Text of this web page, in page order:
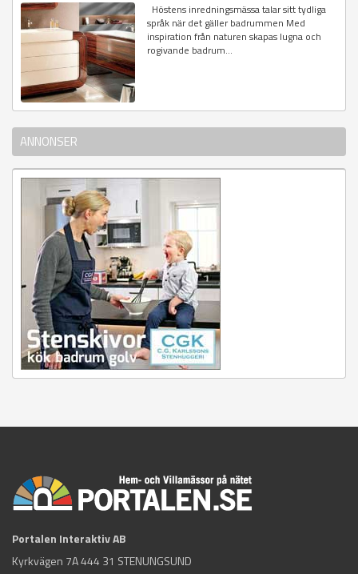
Höstens inredningsmässa talar sitt tydliga
språk när det gäller badrummen Med
inspiration från naturen skapas lugna och
rogivande badrum...
ANNONSER
Portalen Interaktiv AB
Kyrkvägen 7A 444 31 STENUNGSUND